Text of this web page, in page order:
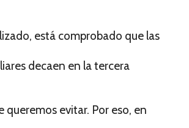
está comprobado que las
decaen en la tercera
queremos evitar. Por eso, en